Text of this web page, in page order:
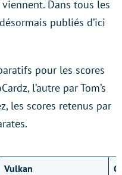
Dans tous les
publiés d’ici
pour les scores
l’autre par Tom’s
les scores retenus par
Vulkan